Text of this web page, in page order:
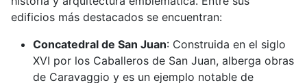
edificios más destacados se encuentran:​
Concatedral de San Juan: Construida en el siglo
XVI por los Caballeros de San Juan, alberga obras
de Caravaggio y es un ejemplo notable de